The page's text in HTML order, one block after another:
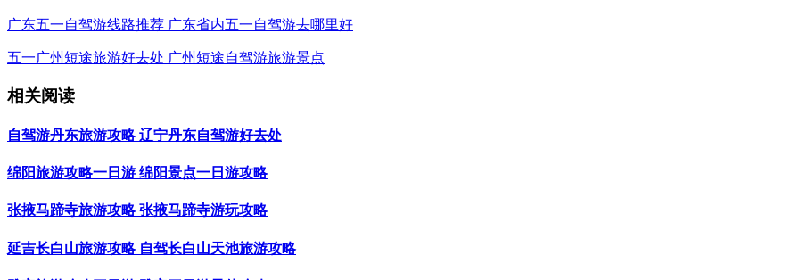
广东五一自驾游线路推荐 广东省内五一自驾游去哪里好
五一广州短途旅游好去处 广州短途自驾游旅游景点
相关阅读
自驾游丹东旅游攻略 辽宁丹东自驾游好去处
绵阳旅游攻略一日游 绵阳景点一日游攻略
张掖马蹄寺旅游攻略 张掖马蹄寺游玩攻略
延吉长白山旅游攻略 自驾长白山天池旅游攻略